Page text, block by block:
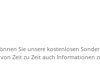
Sie unsere kostenlosen
Zeit zu Zeit auch Informationen